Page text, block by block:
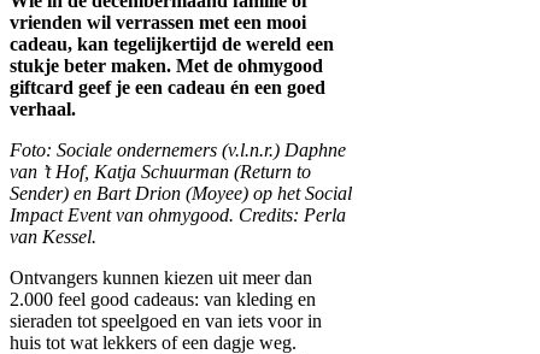
vrienden wil verrassen met een mooi
cadeau, kan tegelijkertijd de wereld een
stukje beter maken. Met de ohmygood
giftcard geef je een cadeau én een goed
verhaal.
Foto: Sociale ondernemers (v.l.n.r.) Daphne
van ’t Hof, Katja Schuurman (Return to
Sender) en Bart Drion (Moyee) op het Social
Impact Event van ohmygood. Credits: Perla
van Kessel.
Ontvangers kunnen kiezen uit meer dan
2.000 feel good cadeaus: van kleding en
sieraden tot speelgoed en van iets voor in
huis tot wat lekkers of een dagje weg.